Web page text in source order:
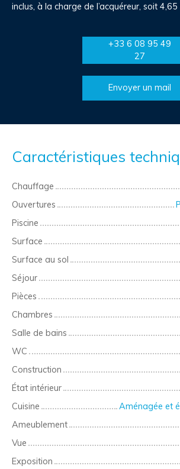
inclus, à la charge de l’acquéreur, soit 4,65
+33 6 08 95 49
27
Envoyer un mail
Caractéristiques
Chauffage
Ouvertures
Piscine
Surface
Surface au sol
Séjour
Pièces
Chambres
Salle de bains
WC
Construction
État intérieur
Cuisine
Aménagée et
Ameublement
Vue
Exposition